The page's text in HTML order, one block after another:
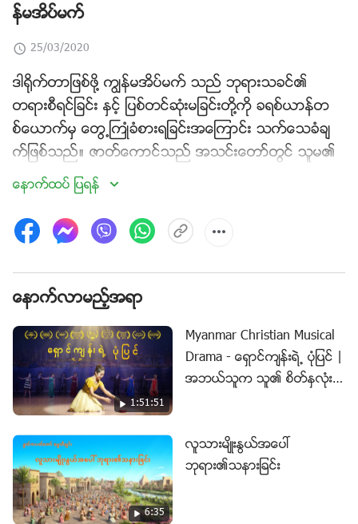
န္မအိပ္မက္
25/03/2020
ဒါ႐ိုက္တာျဖစ္ဖို႔ ကြၽန္မအိပ္မက္ သည္ ဘုရားသခင္၏
တရားစီရင္ျခင္း ႏွင့္ ျပစ္တင္ဆုံးမျခင္းတို႔ကို ခရစ္ယာန္တ
စ္ေယာက္မွ ေတြ႕ႀကဳံခံစားရျခင္းအေၾကာင္း သက္ေသခံခ်
က္ျဖစ္သည္။ ဇာတ္ေကာင္သည္ အသင္းေတာ္တြင္ သူမ၏
တာဝန္မ်ားကို ထမ္းေဆာင္ရင္း၊ သူမက ဒါ႐ိုက္တာတစ္ေ
ယာက္ ျဖစ္လာၿပီး အျခားသူမ်ား၏ အားက်အထင္ႀကီးမႈကို
ရရွိဖို႔ထက္ မည္သည့္အရာမွ် မလိုခ်င္ပါ။ ဆင္းရဲဒုကၡ ကို ႀ
ကံ့ႀကံ့ခံၿပီး၊ အဖိုးအခတစ္ခုကို ေပးဆပ္လ်က္ သူမ၏
အရာအားလုံးကို ဤအထဲတြင္ ႏွစ္ျမဳပ္ထားသည္။ သို႔ေသာ္
က်ရႈံးျခင္းႏွင့္ အဟန႔္အတားမ်ားကို ႏွစ္ႀကိမ္တိုင္တိုင္ ေတြ႕ႀ
ကဳံၿပီးေနာက္၊ သူမ၏ တာဝန္မ်ားကို ထမ္းေဆာင္ရာတြင္
သူမ၏ ရည္႐ြယ္ခ်က္မ်ားမွာ နာမည္၊ အျမတ္အစြန္းႏွင့္
ရာထူးအဆင့္အတန္းတို႔ကို ရရွိဖို႔ ျဖစ္သည္ကို ဘုရားႏႈတ္က
ပတ္ေတာ္၏ တရားစီရင္ျခင္းႏွင့္ ျပစ္တင္ဆုံးမျခင္းတို႔ မွတစ္
ဆင့္သာလွ်င္ ေနာက္ဆုံးတြင္ သူမ နားလည္လိုက္သည္။ ၿပီး
လွ်င္ ဤအရာမ်ားေနာက္ကို လိုက္ျခင္း၏ အႏွစ္သာရႏွင့္
အဆုံးသတ္ အႏၲရာယ္တို႔ကိုလည္း ရွင္းရွင္းလင္းလင္း ေတြ႕ျ
မင္ေလသည္။ ထိုအခ်ိန္မွစၿပီး နာမည္ ႏွင့္ အျမတ္အစြန္း
တို႔၏ ခ်ည္ေႏွာင္မႈႏွင့္ အကန႔္အသတ္တို႔မွ မိမိကိုယ္ကိုယ္
ေနာက္ထပ္ ျပရန္
ေနာက္လာမည့္အရာ
1:51:51
Myanmar Christian Musical
Drama - ေရွာင္က်န္းရဲ႕ ပုံျပင္ |
အဘယ္သူက သူ၏ စိတ္ႏွလုံး ႏွ
6:35
လူသားမ်ိဳးႏြယ္အေပၚ
ဘုရား၏သနားျခင္း